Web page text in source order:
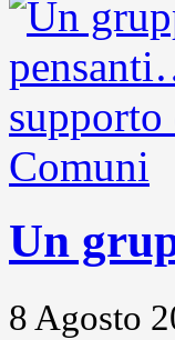
Un
8 Agosto